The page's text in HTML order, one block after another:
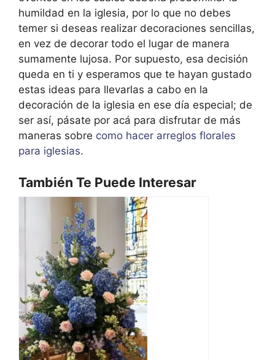
humildad en la iglesia, por lo que no debes
temer si deseas realizar decoraciones sencillas,
en vez de decorar todo el lugar de manera
sumamente lujosa. Por supuesto, esa decisión
queda en ti y esperamos que te hayan gustado
estas ideas para llevarlas a cabo en la
decoración de la iglesia en ese día especial; de
ser así, pásate por acá para disfrutar de más
maneras sobre como hacer arreglos florales
para iglesias.
También Te Puede Interesar